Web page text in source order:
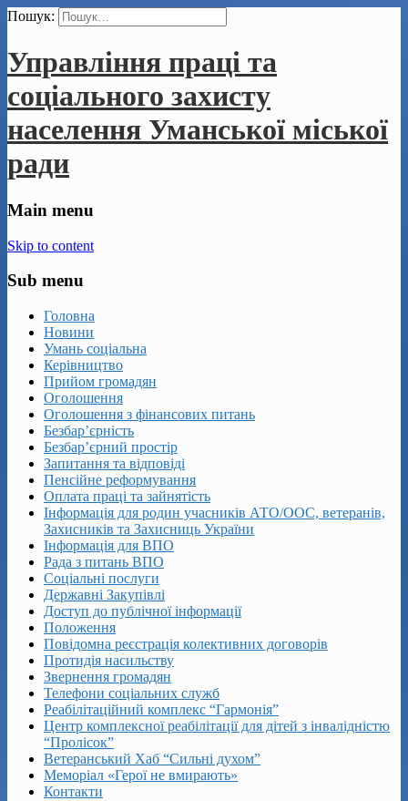
Пошук:
Управління праці та
соціального захисту
населення Уманської міської
ради
Main menu
Skip to content
Sub menu
Головна
Новини
Умань соціальна
Керівництво
Прийом громадян
Оголошення
Оголошення з фінансових питань
Безбар’єрність
Безбар’єрний простір
Запитання та відповіді
Пенсійне реформування
Оплата праці та зайнятість
Інформація для родин учасників АТО/ООС, ветеранів,
Захисників та Захисниць України
Інформація для ВПО
Рада з питань ВПО
Соціальні послуги
Державні Закупівлі
Доступ до публічної інформації
Положення
Повідомна реєстрація колективних договорів
Протидія насильству
Звернення громадян
Телефони соціальних служб
Реабілітаційний комплекс “Гармонія”
Центр комплексної реабілітації для дітей з інвалідністю
“Пролісок”
Ветеранський Хаб “Сильні духом”
Меморіал «Герої не вмирають»
Контакти